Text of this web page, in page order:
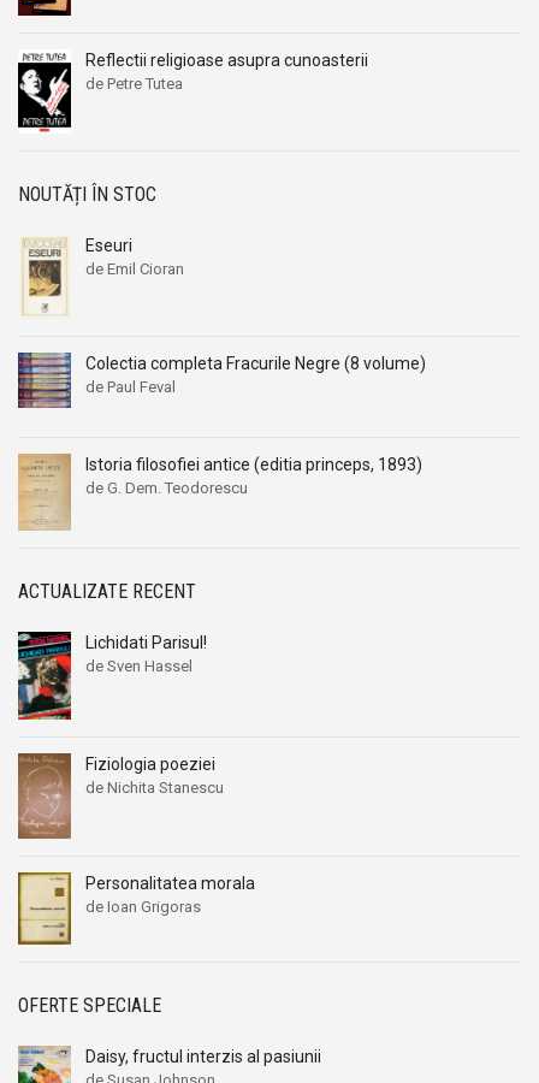
Reflectii religioase asupra cunoasterii
de Petre Tutea
NOUTĂȚI ÎN STOC
Eseuri
de Emil Cioran
Colectia completa Fracurile Negre (8 volume)
de Paul Feval
Istoria filosofiei antice (editia princeps, 1893)
de G. Dem. Teodorescu
ACTUALIZATE RECENT
Lichidati Parisul!
de Sven Hassel
Fiziologia poeziei
de Nichita Stanescu
Personalitatea morala
de Ioan Grigoras
OFERTE SPECIALE
Daisy, fructul interzis al pasiunii